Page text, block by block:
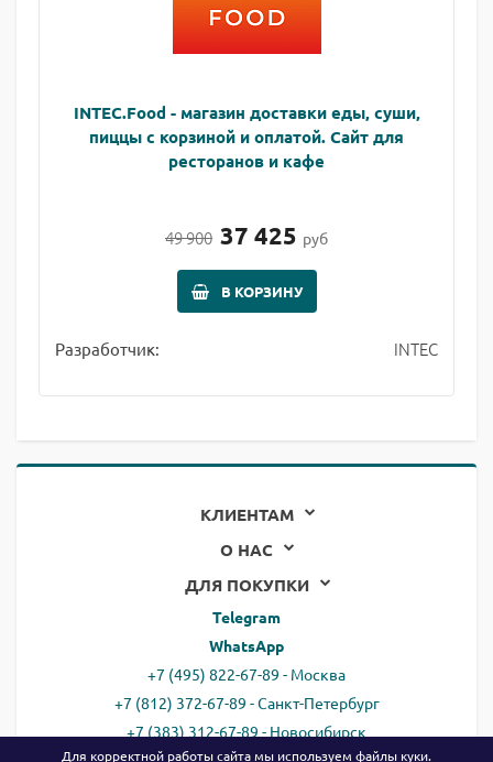
INTEC.Food - магазин доставки еды, суши,
пиццы с корзиной и оплатой. Сайт для
ресторанов и кафе
49 900 37 425 руб
В КОРЗИНУ
Разработчик: INTEC
КЛИЕНТАМ
О НАС
ДЛЯ ПОКУПКИ
Telegram
WhatsApp
+7 (495) 822-67-89 - Москва
+7 (812) 372-67-89 - Санкт-Петербург
+7 (383) 312-67-89 - Новосибирск
Для корректной работы сайта мы используем файлы куки.